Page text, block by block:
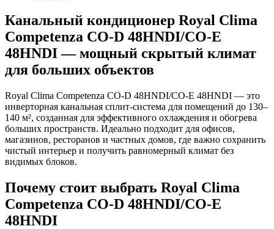
Канальный кондиционер Royal Clima
Competenza CO-D 48HNDI/CO-E
48HNDI — мощный скрытый климат
для больших объектов
Royal Clima Competenza CO-D 48HNDI/CO-E 48HNDI — это
инверторная канальная сплит-система для помещений до 130–
140 м², созданная для эффективного охлаждения и обогрева
больших пространств. Идеально подходит для офисов,
магазинов, ресторанов и частных домов, где важно сохранить
чистый интерьер и получить равномерный климат без
видимых блоков.
Почему стоит выбрать Royal Clima
Competenza CO-D 48HNDI/CO-E
48HNDI